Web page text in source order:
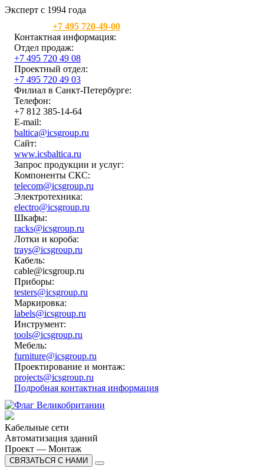
Эксперт с 1994 года
+7 495 720-49-00
Контактная информация:
Отдел продаж:
+7 495 720 49 08
Проектный отдел:
+7 495 720 49 03
Филиал в Санкт-Петербурге:
Телефон:
+7 812 385-14-64
E-mail:
baltica@icsgroup.ru
Сайт:
www.icsbaltica.ru
Запрос продукции и услуг:
Компоненты СКС:
telecom@icsgroup.ru
Электротехника:
electro@icsgroup.ru
Шкафы:
racks@icsgroup.ru
Лотки и короба:
trays@icsgroup.ru
Кабель:
cable@icsgroup.ru
Приборы:
testers@icsgroup.ru
Маркировка:
labels@icsgroup.ru
Инструмент:
tools@icsgroup.ru
Мебель:
furniture@icsgroup.ru
Проектирование и монтаж:
projects@icsgroup.ru
Подробная контактная информация
Кабельные сети
Автоматизация зданий
Проект — Монтаж
СВЯЗАТЬСЯ С НАМИ